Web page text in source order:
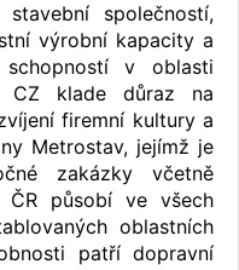
společností,
výrobní kapacity a
v oblasti
CZ klade důraz na
firemní kultury a
Metrostav, jejímž je
zakázky včetně
působí ve všech
oblastních
patří dopravní